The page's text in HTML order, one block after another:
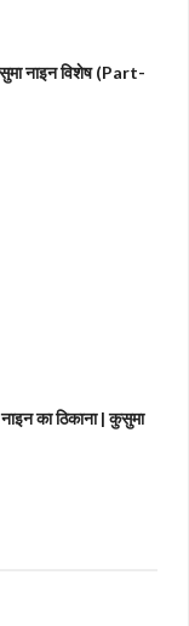
नाइन विशेष (Part-
का ठिकाना | कुसुमा